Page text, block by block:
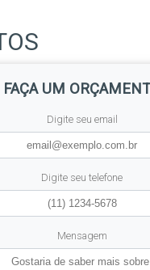
FAÇA UM
Digite seu email
Digite seu telefone
Mensagem